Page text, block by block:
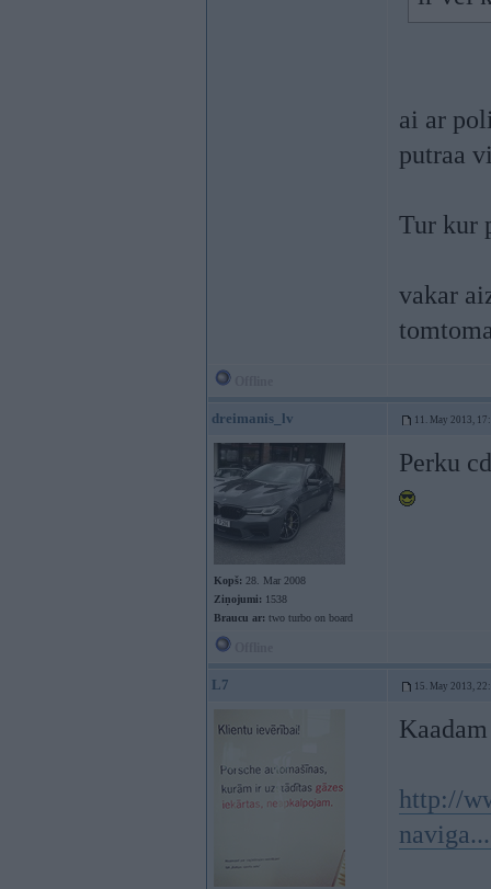
ai ar
putraa
Tur kur
vakar
dreimanis_lv 11. May 2013,
Kopš: 28. Mar 2008
Ziņojumi: 1538
Braucu ar: two turbo on board
Perku
L7 15. May 2013,
http://